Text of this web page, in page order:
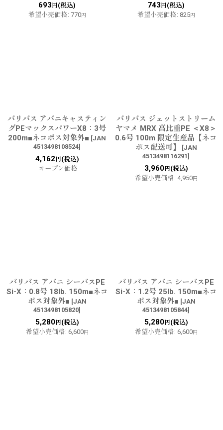
693 円(税込)
希望小売価格: 770円
743 円(税込)
希望小売価格: 825円
バリバス アバニキャスティン
グPEマックスパワーX8：3号
200m■ネコポス対象外■ [JAN
4513498108524]
4,162 円(税込)
オープン価格
バリバス ジェットストリーム
ヤマメ MRX 高比重PE ＜X8＞
0.6号 100m 限定生産品【ネコ
ポス配送可】
[JAN
4513498116291]
3,960円(税込)
希望小売価格: 4,950円
バリバス アバニ シーバスPE
Si-X：0.8号 18lb. 150m■ネコ
ポス対象外■ [JAN
4513498105820]
5,280円(税込)
希望小売価格: 6,600円
バリバス アバニ シーバスPE
Si-X：1.2号 25lb. 150m■ネコ
ポス対象外■ [JAN
4513498105844]
5,280円(税込)
希望小売価格: 6,600円